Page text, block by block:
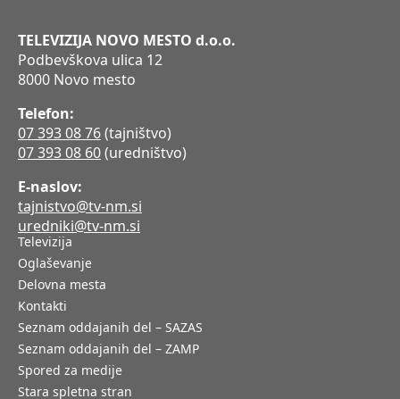
TELEVIZIJA NOVO MESTO d.o.o.
Podbevškova ulica 12
8000 Novo mesto
Telefon:
07 393 08 76(tajništvo)
07 393 08 60(uredništvo)
E-naslov:
tajnistvo@tv-nm.si
uredniki@tv-nm.si
Televizija
Oglaševanje
Delovna mesta
Kontakti
Seznam oddajanih del – SAZAS
Seznam oddajanih del – ZAMP
Spored za medije
Stara spletna stran